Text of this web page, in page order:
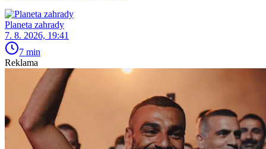
Planeta zahrady
7. 8. 2026, 19:41
7 min
Reklama